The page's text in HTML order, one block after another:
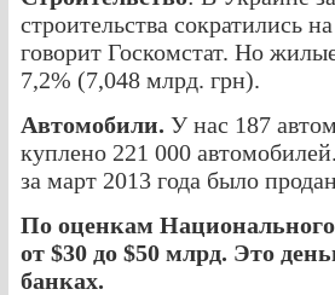
строительства сократились
говорит Госкомстат. Но
7,2% (7,048 млрд. грн).
Автомобили. У нас 187
куплено 221 000
за март 2013 года было
По оценкам
от $30 до $50 млрд. Это
банках.